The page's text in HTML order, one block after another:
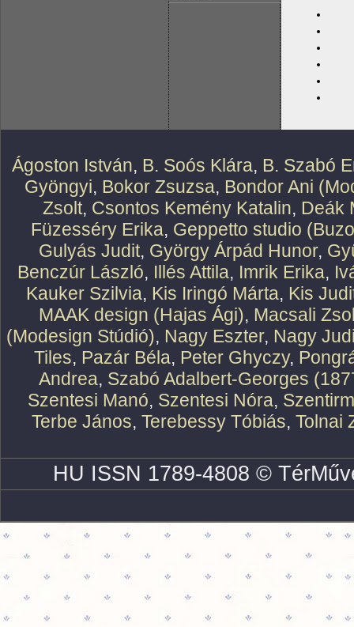
Ágoston István, B. Soós Klára, B. Szabó
Gyöngyi, Bokor Zsuzsa, Bondor Ani
Zsolt, Csontos Kemény Katalin, Deák
Füzesséry Erika, Geppetto studio
Gulyás Judit, György Árpád Hunor,
Benczúr László, Illés Attila, Imrik Erika,
Kauker Szilvia, Kis Iringó Márta, Kis
MAAK design (Hajas Ági), Macsali
(Modesign Stúdió), Nagy Eszter, Nagy
Tiles, Pazár Béla, Peter Ghyczy,
Andrea, Szabó Adalbert-Georges
Szentesi Manó, Szentesi Nóra,
Terbe János, Terebessy Tóbiás, Tolnai
HU ISSN 1789-4808 ©